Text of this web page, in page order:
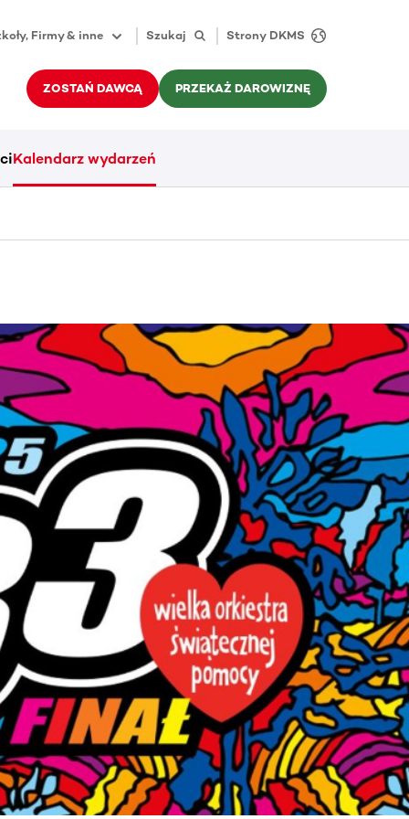
Firmy & inne Szukaj Strony DKMS
ZOSTAŃ DAWCĄ PRZEKAŻ DAROWIZNĘ
Kalendarz wydarzeń